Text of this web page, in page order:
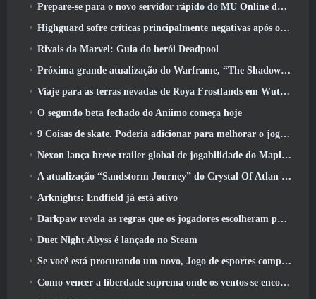
Prepare-se para o novo servidor rápido do MU Online durante o pré-evento
Highguard sofre críticas principalmente negativas após o lançamento
Rivais da Marvel: Guia do herói Deadpool
Próxima grande atualização do Warframe, “The Shadowgrapher” chegará em março
Viaje para as terras nevadas de Roya Frostlands em Wuthering Waves, próxima versão 3.1
O segundo beta fechado do Aniimo começa hoje
9 Coisas de skate. Poderia adicionar para melhorar o jogo em 2026
Nexon lança breve trailer global de jogabilidade do MapleStory Classic World
A atualização “Sandstorm Journey” do Crystal Of Atlan aumenta o limite de nível para 70
Arknights: Endfield já está ativo
Darkpaw revela as regras que os jogadores escolheram para o próximo servidor Frostreaver do EverQuest
Duet Night Abyss é lançado no Steam
Se você está procurando um novo, Jogo de esportes competitivos, O teste beta fechado do futebol freestyle 2 Está a caminho
Como vencer a liberdade suprema onde os ventos se encontram